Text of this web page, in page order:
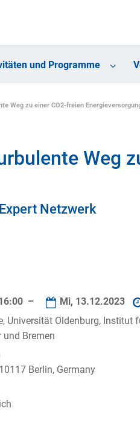
und Programme
Weg zu einer CO2-freien
Weg
Netzwerk
– Mi, 13.12.2023
Universität Oldenburg, Institut
und Bremen
Berlin, Germany